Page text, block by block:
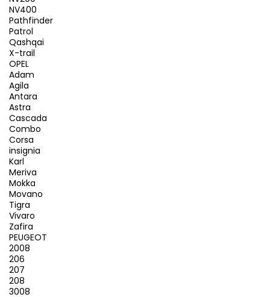
NV400
Pathfinder
Patrol
Qashqai
X-trail
OPEL
Adam
Agila
Antara
Astra
Cascada
Combo
Corsa
insignia
Karl
Meriva
Mokka
Movano
Tigra
Vivaro
Zafira
PEUGEOT
2008
206
207
208
3008